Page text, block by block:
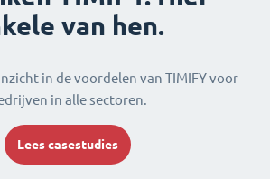
van hen.
in de voordelen van TIMIFY voor
in alle sectoren.
Lees casestudies